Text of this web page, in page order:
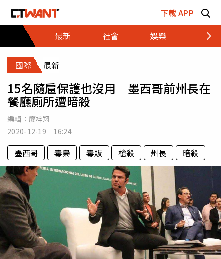
下載 APP
最新
社會 娛樂 財經
國際 最新
15名隨扈保護也沒用 墨西哥前州長在
餐廳廁所遭暗殺
編輯： 廖梓翔
2020-12-19 16:24
墨西哥 毒梟 毒販 槍殺 州長 暗殺